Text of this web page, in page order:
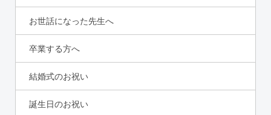
お世話になった先生へ
卒業する方へ
結婚式のお祝い
誕生日のお祝い